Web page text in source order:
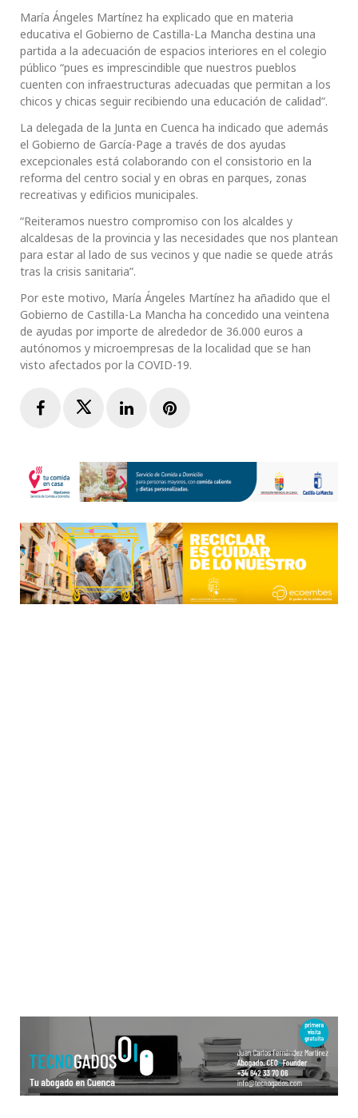
María Ángeles Martínez ha explicado que en materia
educativa el Gobierno de Castilla-La Mancha destina una
partida a la adecuación de espacios interiores en el colegio
público “pues es imprescindible que nuestros pueblos
cuenten con infraestructuras adecuadas que permitan a los
chicos y chicas seguir recibiendo una educación de calidad”.
La delegada de la Junta en Cuenca ha indicado que además
el Gobierno de García-Page a través de dos ayudas
excepcionales está colaborando con el consistorio en la
reforma del centro social y en obras en parques, zonas
recreativas y edificios municipales.
“Reiteramos nuestro compromiso con los alcaldes y
alcaldesas de la provincia y las necesidades que nos plantean
para estar al lado de sus vecinos y que nadie se quede atrás
tras la crisis sanitaria”.
Por este motivo, María Ángeles Martínez ha añadido que el
Gobierno de Castilla-La Mancha ha concedido una veintena
de ayudas por importe de alrededor de 36.000 euros a
autónomos y microempresas de la localidad que se han
visto afectados por la COVID-19.
FacebookTwitterLinkedInPinterest